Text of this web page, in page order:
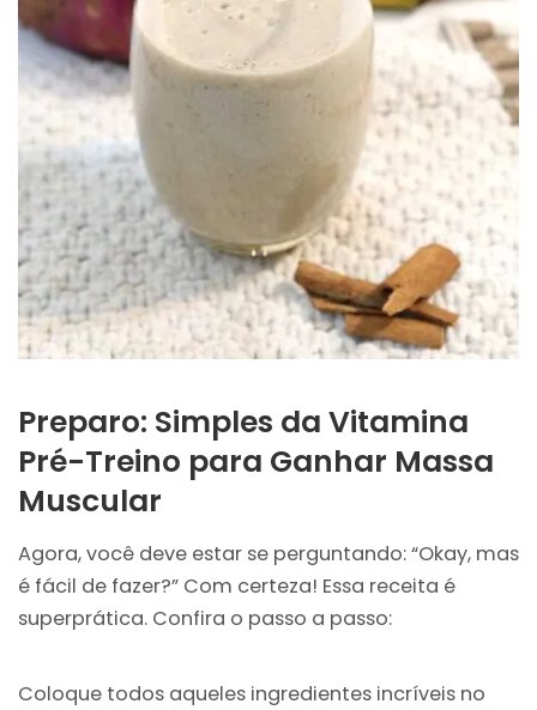
Preparo: Simples da Vitamina
Pré-Treino para Ganhar Massa
Muscular
Agora, você deve estar se perguntando: “Okay, mas
é fácil de fazer?” Com certeza! Essa receita é
superprática. Confira o passo a passo:
Coloque todos aqueles ingredientes incríveis no